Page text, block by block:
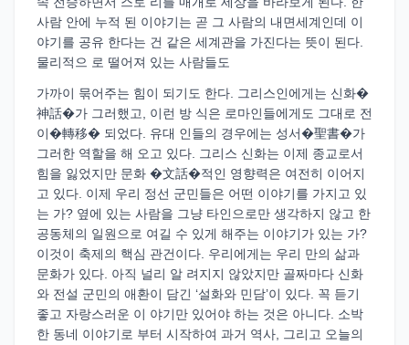
사람 안에 누적 된 이야기는 곧 그 사람의 내면세계인데 이
야기를 공유 한다는 건 같은 세계관을 가진다는 뜻이 된다.
물리적으 로 떨어져 있는 사람들도
가까이 묶어주는 힘이 되기도 한다. 그리스인에게는 신화�
神話�가 그러했고, 이런 방 식은 로마인들에게도 그대로 전
이�轉移� 되었다. 유대 인들의 경우에는 성서�聖書�가
그러한 역할을 해 오고 있다. 그리스 신화는 이제 종교로서
힘을 잃었지만 문화 �文話�적인 영향력은 여전히 이어지
고 있다. 이제 우리 정선 군민들은 어떤 이야기를 가지고 있
는 가? 옆에 있는 사람을 그냥 타인으로만 생각하지 않고 한
공동체의 일원으로 여길 수 있게 해주는 이야기가 있는 가?
이것이 축제의 핵심 관건이다. 우리에게는 우리 만의 삶과
문화가 있다. 아직 널리 알 려지지 않았지만 골짜마다 신화
와 전설 군민의 애환이 담긴 ‘설화와 민담’이 있다. 꼭 듣기
좋고 자랑스러운 이 야기만 있어야 하는 것은 아니다. 소박
한 동네 이야기로 부터 시작하여 과거 역사, 그리고 오늘의